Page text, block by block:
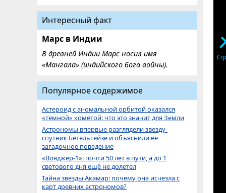
Интересный факт
Марс в Индии
В древней Индии Марс носил имя
«Мангала» (индийского бога войны).
Популярное содержимое
Астероид с аномальной орбитой оказался
«темной» кометой: что это значит для Земли
Астрономы впервые разглядели звезду-
спутник Бетельгейзе и объяснили её
загадочное поведение
«Вояджер-1»: почти 50 лет в пути, а до 1
светового дня ещё не долетел
Тайна звезды Акамар: почему она исчезла с
карт древних астрономов?